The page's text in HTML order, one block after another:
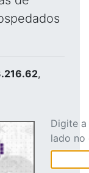
,
Digite
lado no